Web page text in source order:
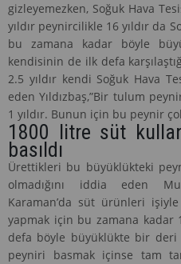
gizleyemezken, Soğuk Hava
yıldır peynircilikle 16 yıldır da
bu zamana kadar böyle
kendisinin de ilk defa
2.5 yıldır kendi Soğuk Hava
eden Yıldızbaş,”Bir tulum
1 yıldır. Bunun için bu peynir
1800 litre süt
basıldı
Ürettikleri bu büyüklükteki
olmadığını iddia eden
Karaman’da süt ürünleri
yapmak için bu zamana kadar
defa böyle büyüklükte bir
peyniri basmak içinse tam